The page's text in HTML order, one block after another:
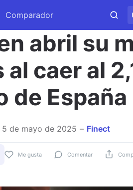
Comparador
abril su
caer al
de España
5 de mayo de 2025 Finect
Me gusta Comentar